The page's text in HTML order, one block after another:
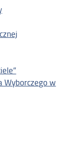
Wyborczego w